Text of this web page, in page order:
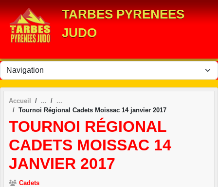
TARBES PYRENEES
JUDO
Accueil
Tournoi Régional Cadets Moissac 14 janvier 2017
TOURNOI RÉGIONAL
CADETS MOISSAC 14
JANVIER 2017
Cadets
Panneau de gestion des cookies